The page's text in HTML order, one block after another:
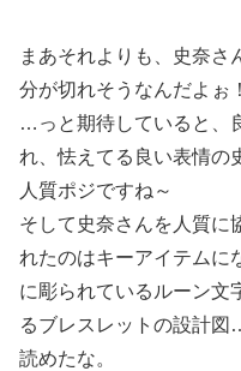
まあそれよりも、史奈
分が切れそうなんだよぉ！
…っと期待していると、
れ、怯えてる良い表情の
人質ポジですね～
そして史奈さんを人質に
れたのはキーアイテムに
に彫られているルーン文
るブレスレットの設計図
読めたな。